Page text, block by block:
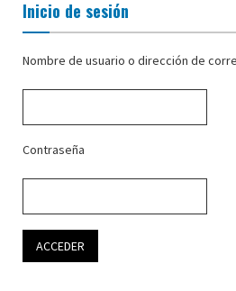
Inicio de sesión
Nombre de usuario o dirección de
Contraseña